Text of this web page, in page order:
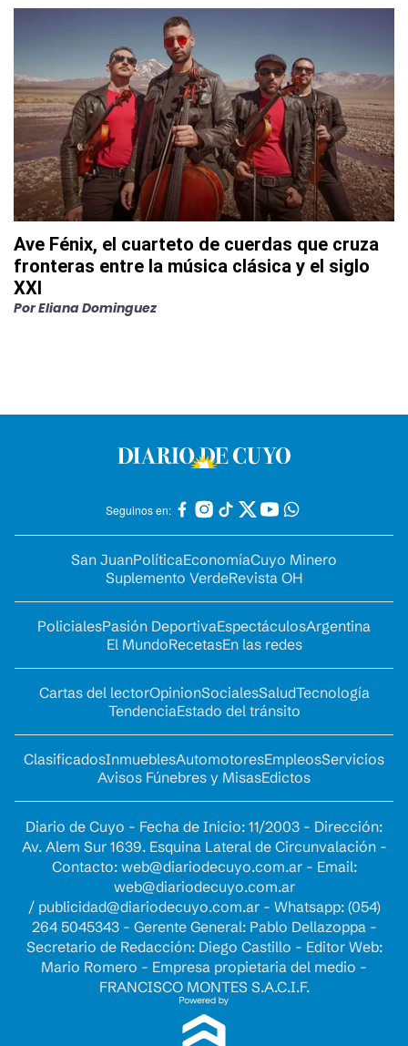
Ave Fénix, el cuarteto de cuerdas que cruza
fronteras entre la música clásica y el siglo
XXI
PorEliana Dominguez
Seguinos en:
San JuanPolíticaEconomíaCuyo Minero
Suplemento VerdeRevista OH
PolicialesPasión DeportivaEspectáculosArgentina
El MundoRecetasEn las redes
Cartas del lectorOpinionSocialesSaludTecnología
TendenciaEstado del tránsito
ClasificadosInmueblesAutomotoresEmpleosServicios
Avisos Fúnebres y MisasEdictos
Diario de Cuyo - Fecha de Inicio: 11/2003 - Dirección:
Av. Alem Sur 1639. Esquina Lateral de Circunvalación -
Contacto: web@diariodecuyo.com.ar- Email:
web@diariodecuyo.com.ar
/ publicidad@diariodecuyo.com.ar- Whatsapp: (054)
264 5045343 - Gerente General: Pablo Dellazoppa -
Secretario de Redacción: Diego Castillo - Editor Web:
Mario Romero - Empresa propietaria del medio -
FRANCISCO MONTES S.A.C.I.F.